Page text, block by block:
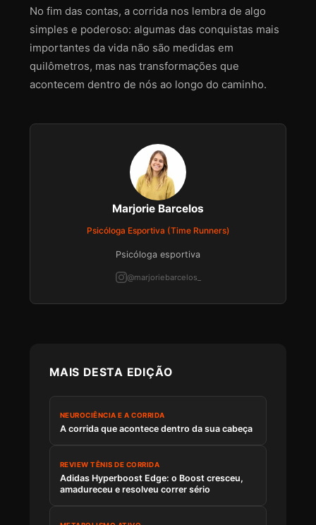
No fim das contas, a corrida nos lembra de algo
simples e poderoso: algumas das conquistas mais
importantes da vida não são medidas em
quilômetros, mas nas transformações que
acontecem dentro de nós ao longo do caminho.
Marjorie Barcelos
Psicóloga Esportiva (Time Runners)
Psicóloga esportiva
@marjoriebarcelos_
MAIS DESTA EDIÇÃO
NEUROCIÊNCIA E A CORRIDA
A corrida que acontece dentro da sua cabeça
REVIEW TÊNIS DE CORRIDA
Adidas Hyperboost Edge: o Boost cresceu,
amadureceu e resolveu correr sério